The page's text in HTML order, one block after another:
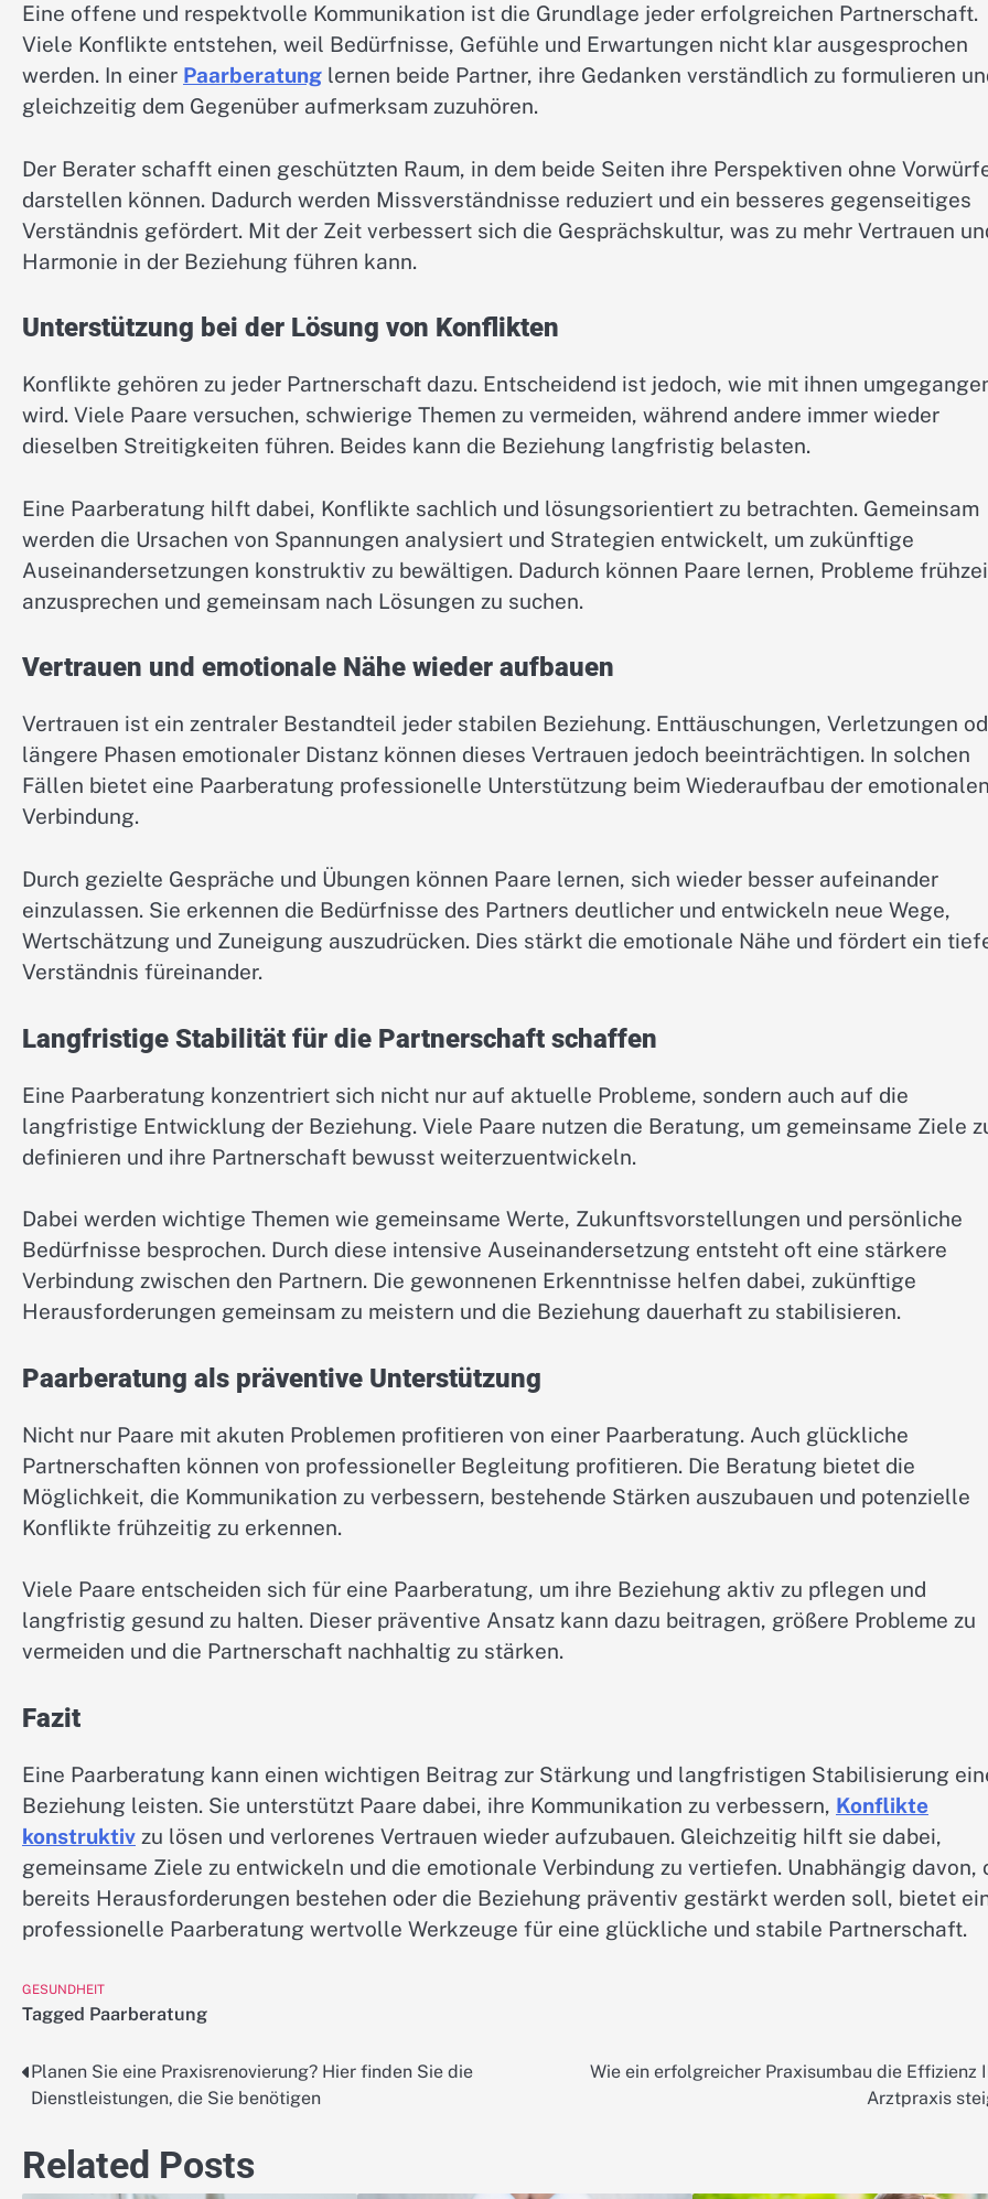
Eine offene und respektvolle Kommunikation ist die Grundlage jeder erfolgreichen Partnerschaft.
Viele Konflikte entstehen, weil Bedürfnisse, Gefühle und Erwartungen nicht klar ausgesprochen
werden. In einer Paarberatung lernen beide Partner, ihre Gedanken verständlich zu formulieren
gleichzeitig dem Gegenüber aufmerksam zuzuhören.
Der Berater schafft einen geschützten Raum, in dem beide Seiten ihre Perspektiven ohne
darstellen können. Dadurch werden Missverständnisse reduziert und ein besseres gegenseitiges
Verständnis gefördert. Mit der Zeit verbessert sich die Gesprächskultur, was zu mehr Vertrauen
Harmonie in der Beziehung führen kann.
Unterstützung bei der Lösung von Konflikten
Konflikte gehören zu jeder Partnerschaft dazu. Entscheidend ist jedoch, wie mit ihnen
wird. Viele Paare versuchen, schwierige Themen zu vermeiden, während andere immer wieder
dieselben Streitigkeiten führen. Beides kann die Beziehung langfristig belasten.
Eine Paarberatung hilft dabei, Konflikte sachlich und lösungsorientiert zu betrachten. Gemeinsam
werden die Ursachen von Spannungen analysiert und Strategien entwickelt, um zukünftige
Auseinandersetzungen konstruktiv zu bewältigen. Dadurch können Paare lernen, Probleme
anzusprechen und gemeinsam nach Lösungen zu suchen.
Vertrauen und emotionale Nähe wieder aufbauen
Vertrauen ist ein zentraler Bestandteil jeder stabilen Beziehung. Enttäuschungen, Verletzungen
längere Phasen emotionaler Distanz können dieses Vertrauen jedoch beeinträchtigen. In solchen
Fällen bietet eine Paarberatung professionelle Unterstützung beim Wiederaufbau der emotionalen
Verbindung.
Durch gezielte Gespräche und Übungen können Paare lernen, sich wieder besser aufeinander
einzulassen. Sie erkennen die Bedürfnisse des Partners deutlicher und entwickeln neue Wege,
Wertschätzung und Zuneigung auszudrücken. Dies stärkt die emotionale Nähe und fördert ein
Verständnis füreinander.
Langfristige Stabilität für die Partnerschaft schaffen
Eine Paarberatung konzentriert sich nicht nur auf aktuelle Probleme, sondern auch auf die
langfristige Entwicklung der Beziehung. Viele Paare nutzen die Beratung, um gemeinsame Ziele
definieren und ihre Partnerschaft bewusst weiterzuentwickeln.
Dabei werden wichtige Themen wie gemeinsame Werte, Zukunftsvorstellungen und persönliche
Bedürfnisse besprochen. Durch diese intensive Auseinandersetzung entsteht oft eine stärkere
Verbindung zwischen den Partnern. Die gewonnenen Erkenntnisse helfen dabei, zukünftige
Herausforderungen gemeinsam zu meistern und die Beziehung dauerhaft zu stabilisieren.
Paarberatung als präventive Unterstützung
Nicht nur Paare mit akuten Problemen profitieren von einer Paarberatung. Auch glückliche
Partnerschaften können von professioneller Begleitung profitieren. Die Beratung bietet die
Möglichkeit, die Kommunikation zu verbessern, bestehende Stärken auszubauen und potenzielle
Konflikte frühzeitig zu erkennen.
Viele Paare entscheiden sich für eine Paarberatung, um ihre Beziehung aktiv zu pflegen und
langfristig gesund zu halten. Dieser präventive Ansatz kann dazu beitragen, größere Probleme zu
vermeiden und die Partnerschaft nachhaltig zu stärken.
Fazit
Eine Paarberatung kann einen wichtigen Beitrag zur Stärkung und langfristigen Stabilisierung
Beziehung leisten. Sie unterstützt Paare dabei, ihre Kommunikation zu verbessern, Konflikte
konstruktiv zu lösen und verlorenes Vertrauen wieder aufzubauen. Gleichzeitig hilft sie dabei,
gemeinsame Ziele zu entwickeln und die emotionale Verbindung zu vertiefen. Unabhängig davon,
bereits Herausforderungen bestehen oder die Beziehung präventiv gestärkt werden soll, bietet
professionelle Paarberatung wertvolle Werkzeuge für eine glückliche und stabile Partnerschaft.
GESUNDHEIT
Tagged Paarberatung
Post
navigation
Planen Sie eine Praxisrenovierung? Hier finden Sie die
Dienstleistungen, die Sie benötigen
Wie ein erfolgreicher Praxisumbau die Effizienz
Arztpraxis
Related Posts